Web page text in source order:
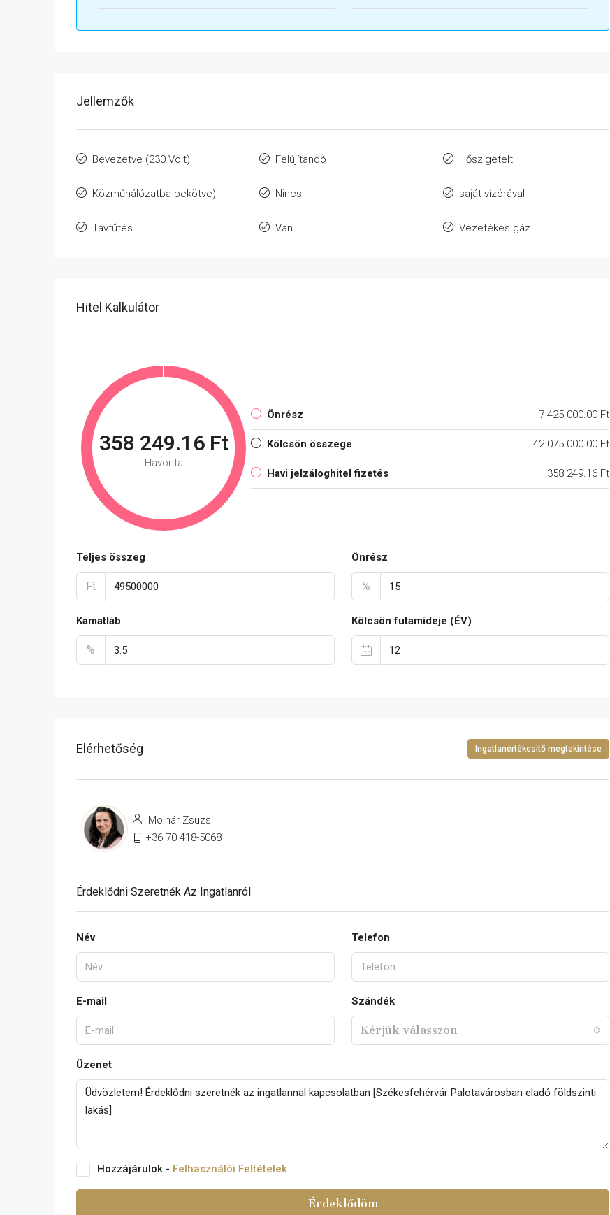
Jellemzők
Bevezetve (230 Volt) Felújítandó Hőszigetelt
Közműhálózatba bekötve) Nincs saját vízórával
Távfűtés Van Vezetékes gáz
Hitel Kalkulátor
358 249.16 Ft
Havonta
Önrész 7 425 000.00 Ft
Kölcsön összege 42 075 000.00 Ft
Havi jelzáloghitel fizetés 358 249.16 Ft
Teljes összeg
Ft
Önrész
%
Kamatláb
%
Kölcsön futamideje (ÉV)
Elérhetőség Ingatlanértékesítő megtekintése
Molnár Zsuzsi
+36 70 418-5068
Érdeklődni Szeretnék Az Ingatlanról
Név Telefon
E-mail Szándék
Kérjük válasszon
Üzenet
Hozzájárulok - Felhasználói Feltételek
Érdeklődöm